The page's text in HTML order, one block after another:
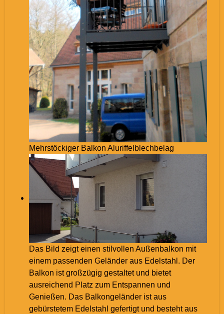
Mehrstöckiger Balkon Aluriffelblechbelag
Das Bild zeigt einen stilvollen Außenbalkon mit
einem passenden Geländer aus Edelstahl. Der
Balkon ist großzügig gestaltet und bietet
ausreichend Platz zum Entspannen und
Genießen. Das Balkongeländer ist aus
gebürstetem Edelstahl gefertigt und besteht aus